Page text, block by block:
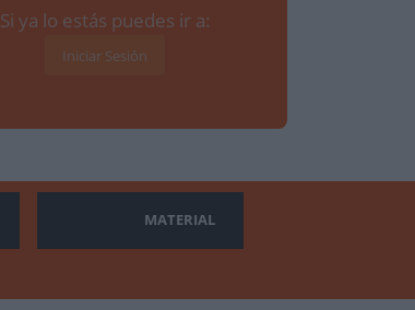
Si ya lo estás puedes ir a:
Iniciar Sesión
MATERIAL